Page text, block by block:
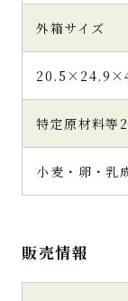
ました。上
れており、
感じまし
箱がクッ
のクッキー
実際に食べ
く内容だ
抹茶の香り
外箱サイズ
特定原材料等
小麦・卵・乳
販売情報